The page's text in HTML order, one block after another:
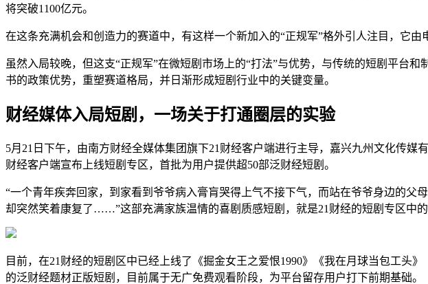
将突破1100亿元。
在这条充满机会和创造力的赛道中，有这样一个新加入的“正规军”格外引人注目，它由
虽然入局较晚，但这支“正规军”在微短剧市场上的“打法”与优势，与传统的短剧平台
书的政策优势，重塑赛道格局，并日渐形成短剧行业中的关键变量。
财经媒体入局短剧，一场关于打通圈层的实验
5月21日下午，由南方财经全媒体集团旗下21财经客户端进行主导，嘉兴九州文化传
财经客户端宣布上线短剧专区， 首批为用户提供超50部泛财经短剧。
“一个青年疾奔回家，到家看到爷爷病入膏肓哭得上气不接下气，而站在爷爷身边的父
却突然笑着康复了……”这部充满家族温情的喜剧质感短剧，就是21财经的短剧专区中
目前，在21财经的短剧区中已经上线了《掘金女王之爱恨1990》《我在月球当包工头
的泛财经题材正版短剧，目前属于无广免费观看阶段，为平台留存用户打下前期基础。